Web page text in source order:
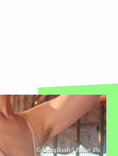
©Unsplash | Billie Jls